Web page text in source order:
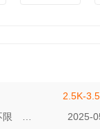
2.5K-
限 2025-